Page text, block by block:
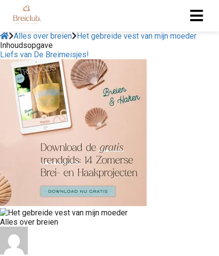
Alles over breien
Het gebreide vest van mijn moeder
Inhoudsopgave
Liefs van De Breimeisjes!
Alles over breien